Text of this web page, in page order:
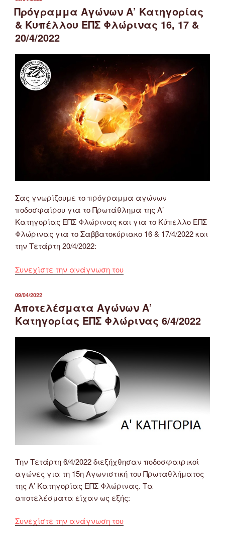
ΣΤΙΣ
Πρόγραμμα Αγώνων Α’ Κατηγορίας
& Κυπέλλου ΕΠΣ Φλώρινας 16, 17 &
20/4/2022
Σας γνωρίζουμε το πρόγραμμα αγώνων
ποδοσφαίρου για το Πρωτάθλημα της Α’
Κατηγορίας ΕΠΣ Φλώρινας και για το Κύπελλο ΕΠΣ
Φλώρινας για το Σαββατοκύριακο 16 & 17/4/2022 και
την Τετάρτη 20/4/2022:
Συνεχίστε την ανάγνωση του“Πρόγραμμα
Κατηγορίας
&
Κυπέλλου
ΕΠΣ
16,
17
&
ΔΗΜΟΣΙΕΎΤΗΚΕ
ΣΤΙΣ
09/04/2022
Αποτελέσματα Αγώνων Α’
Κατηγορίας ΕΠΣ Φλώρινας 6/4/2022
Την Τετάρτη 6/4/2022 διεξήχθησαν ποδοσφαιρικοί
αγώνες για τη 15η Αγωνιστική του Πρωταθλήματος
της Α’ Κατηγορίας ΕΠΣ Φλώρινας. Τα
αποτελέσματα είχαν ως εξής:
Συνεχίστε την ανάγνωση του“Αποτελέσματα